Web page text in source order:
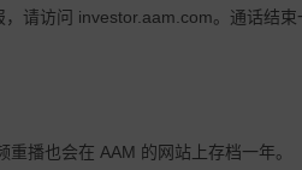
请访问 investor.aam.com。通话结
播也会在 AAM 的网站上存档一年。